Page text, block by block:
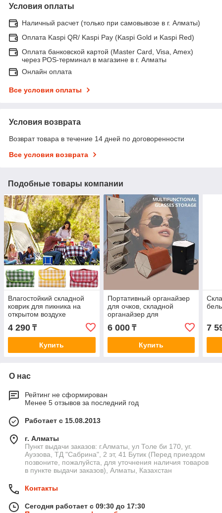
Условия оплаты
Наличный расчет (только при самовывозе в г. Алматы)
Оплата Kaspi QR/ Kaspi Pay (Kaspi Gold и Kaspi Red)
Оплата банковской картой (Master Card, Visa, Amex)
через POS-терминал в магазине в г. Алматы
Онлайн оплата
Все условия оплаты
Условия возврата
Возврат товара в течение 14 дней по договоренности
Все условия возврата
Подобные товары компании
Влагостойкий складной
коврик для пикника на
открытом воздухе
4 290 ₸
Купить
Портативный органайзер
для очков, складной
органайзер для
солнцезащитных очков с
несколькими слотами
6 000₸
Купить
7
О нас
Рейтинг не сформирован
Менее 5 отзывов за последний год
Работает с 15.08.2013
г. Алматы
Пункт выдачи заказов: г.Алматы, ул Толе би 170, уг.
Ауэзова, ТД "Сабрина", 2 эт, 41 Бутик (Перед приездом
позвоните, пожалуйста, для уточнения наличия товаров
в пункте выдачи заказов), Алматы, Казахстан
Контакты
Сегодня работает с 09:30 до 17:30